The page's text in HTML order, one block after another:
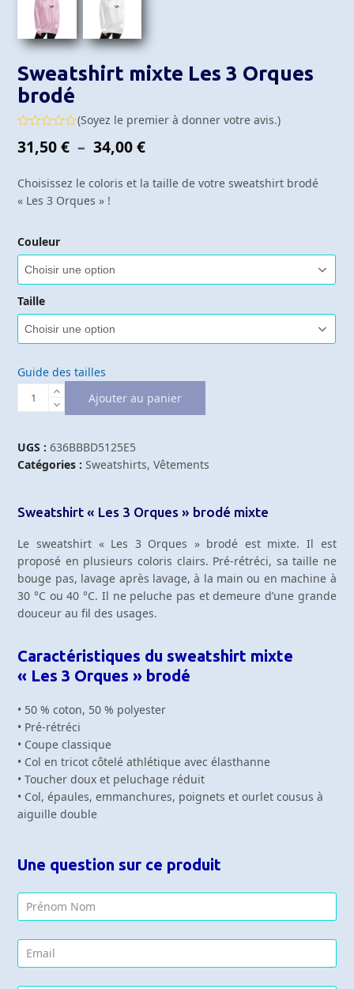
Sweatshirt mixte Les 3 Orques
brodé
0
sur
(Soyez le premier à donner votre avis.)
31,50€ – 34,00€Plage
prix :
Choisissez le coloris et la taille de votre sweatshirt brodé
« Les 3 Orques » !
Couleur
Taille
Guide des tailles
quantité
de
mixte
Les
brodé
Ajouter au panier
UGS : 636BBBD5125E5
Catégories : Sweatshirts,Vêtements
Sweatshirt « Les 3 Orques » brodé mixte
Le sweatshirt « Les 3 Orques » brodé est mixte. Il est
proposé en plusieurs coloris clairs. Pré-rétréci, sa taille ne
bouge pas, lavage après lavage, à la main ou en machine à
30 °C ou 40 °C. Il ne peluche pas et demeure d’une grande
douceur au fil des usages.
Caractéristiques du sweatshirt mixte
« Les 3 Orques » brodé
• 50 % coton, 50 % polyester
• Pré-rétréci
• Coupe classique
• Col en tricot côtelé athlétique avec élasthanne
• Toucher doux et peluchage réduit
• Col, épaules, emmanchures, poignets et ourlet cousus à
aiguille double
Une question sur ce produit